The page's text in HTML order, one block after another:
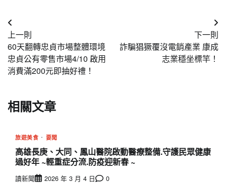
文
章
導
覽
上一則
60天翻轉忠貞市場整體環境
忠貞公有零售市場4/10 啟用
消費滿200元即抽好禮！
下一則
詐騙猖獗覆沒電銷產業 康成
志業穩坐標竿！
相關文章
旅遊美食 要聞
高雄長庚、大同、鳳山醫院啟動醫療整備.守護民眾健康
過好年 ~輕重症分流.防疫迎新春 ~
讀新聞 2026 年 3 月 4 日 0